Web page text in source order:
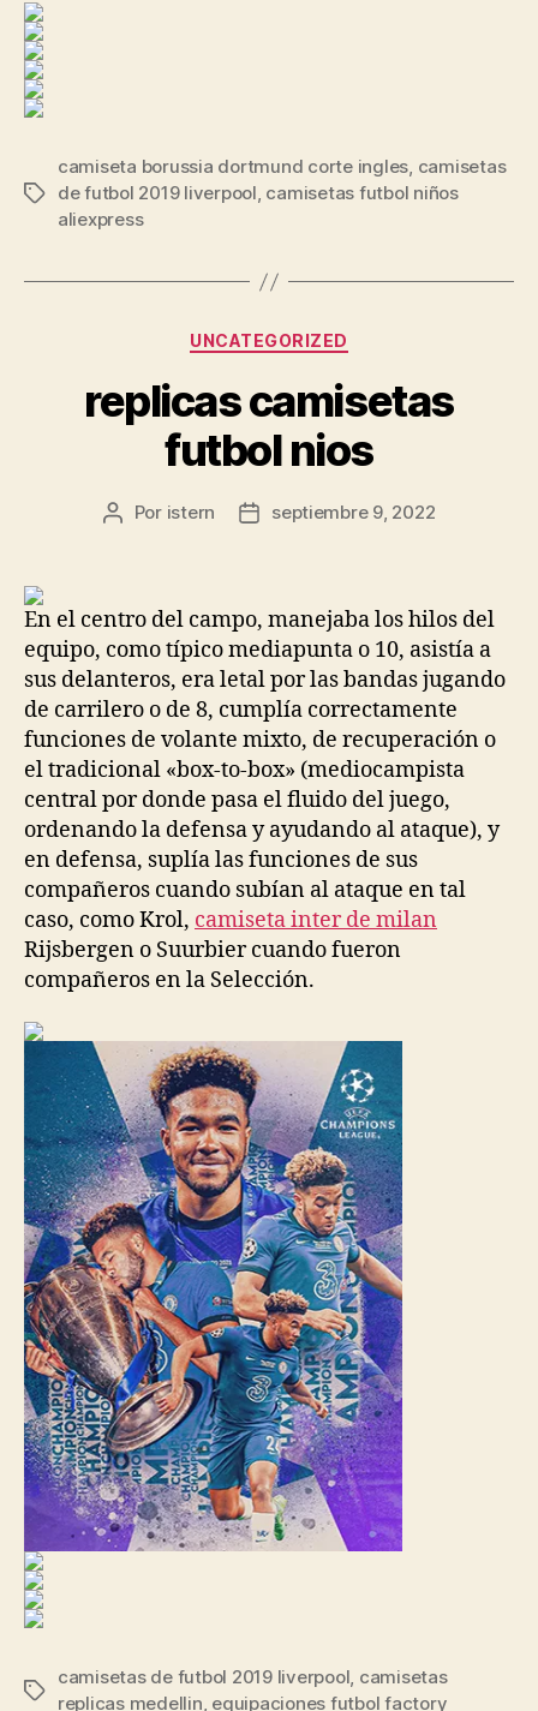
Etiquetas
camiseta borussia dortmund corte ingles, camisetas
de futbol 2019 liverpool, camisetas futbol niños
aliexpress
Categorías
UNCATEGORIZED
replicas camisetas
futbol nios
Autor
Por istern
Fechaseptiembre 9, 2022
En el centro del campo, manejaba los hilos del
equipo, como típico mediapunta o 10, asistía a
sus delanteros, era letal por las bandas jugando
de carrilero o de 8, cumplía correctamente
funciones de volante mixto, de recuperación o
el tradicional «box-to-box» (mediocampista
central por donde pasa el fluido del juego,
ordenando la defensa y ayudando al ataque), y
en defensa, suplía las funciones de sus
compañeros cuando subían al ataque en tal
caso, como Krol, camiseta inter de milan
Rijsbergen o Suurbier cuando fueron
compañeros en la Selección.
Etiquetas
camisetas de futbol 2019 liverpool camisetas
replicas medellin equipaciones futbol factory